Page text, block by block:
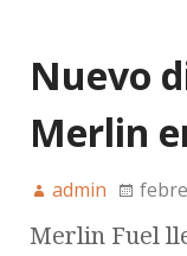
Nuevo
Merlin
admin
Merlin Fuel